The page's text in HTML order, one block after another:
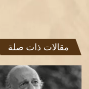
مقالات ذات صلة